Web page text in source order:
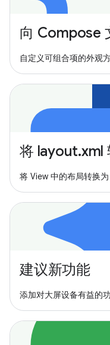
向 Compose
自定义可组合项的外观方
将 layout.xml
将 View 中的布局转换为
建议新功能
添加对大屏设备有益的功